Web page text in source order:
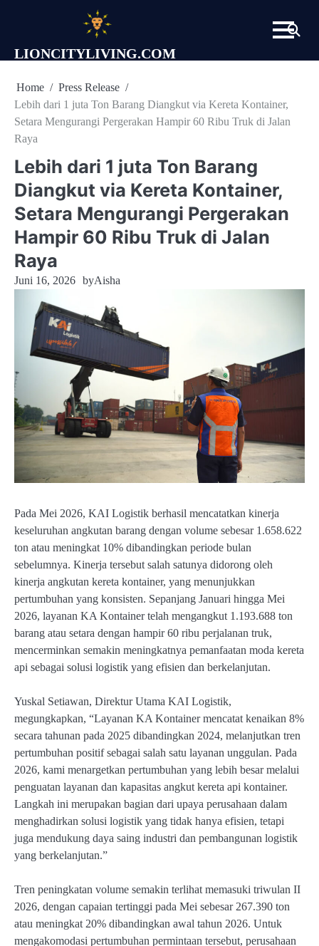
LIONCITYLIVING.COM
Home
Press Release
Lebih dari 1 juta Ton Barang Diangkut via Kereta Kontainer,
Setara Mengurangi Pergerakan Hampir 60 Ribu Truk di Jalan
Raya
Lebih dari 1 juta Ton Barang
Diangkut via Kereta Kontainer,
Setara Mengurangi Pergerakan
Hampir 60 Ribu Truk di Jalan
Raya
Juni 16, 2026 byAisha
Pada Mei 2026, KAI Logistik berhasil mencatatkan kinerja
keseluruhan angkutan barang dengan volume sebesar 1.658.622
ton atau meningkat 10% dibandingkan periode bulan
sebelumnya. Kinerja tersebut salah satunya didorong oleh
kinerja angkutan kereta kontainer, yang menunjukkan
pertumbuhan yang konsisten. Sepanjang Januari hingga Mei
2026, layanan KA Kontainer telah mengangkut 1.193.688 ton
barang atau setara dengan hampir 60 ribu perjalanan truk,
mencerminkan semakin meningkatnya pemanfaatan moda kereta
api sebagai solusi logistik yang efisien dan berkelanjutan.
Yuskal Setiawan, Direktur Utama KAI Logistik,
megungkapkan, “Layanan KA Kontainer mencatat kenaikan 8%
secara tahunan pada 2025 dibandingkan 2024, melanjutkan tren
pertumbuhan positif sebagai salah satu layanan unggulan. Pada
2026, kami menargetkan pertumbuhan yang lebih besar melalui
penguatan layanan dan kapasitas angkut kereta api kontainer.
Langkah ini merupakan bagian dari upaya perusahaan dalam
menghadirkan solusi logistik yang tidak hanya efisien, tetapi
juga mendukung daya saing industri dan pembangunan logistik
yang berkelanjutan.”
Tren peningkatan volume semakin terlihat memasuki triwulan II
2026, dengan capaian tertinggi pada Mei sebesar 267.390 ton
atau meningkat 20% dibandingkan awal tahun 2026. Untuk
mengakomodasi pertumbuhan permintaan tersebut, perusahaan